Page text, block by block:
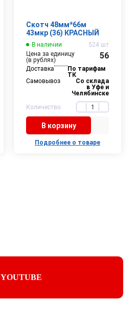
Скотч 48мм*66м
43мкр (36) КРАСНЫЙ
В наличии
524 шт
Цена за единицу
(в рублях)
56
Доставка
По тарифам
ТК
Самовывоз
Со склада
в Уфе и
Челябинске
Количество
В корзину
Подробнее о товаре
YOUTUBE